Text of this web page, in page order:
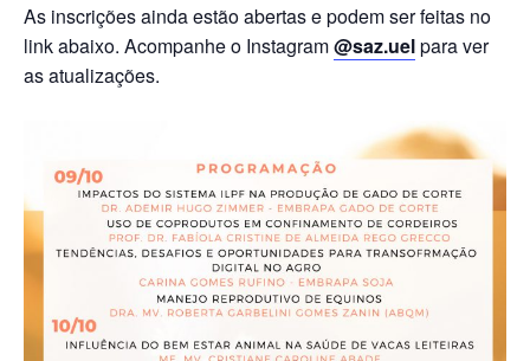
As inscrições ainda estão abertas e podem ser feitas no
link abaixo. Acompanhe o Instagram@saz.uelpara ver
as atualizações.